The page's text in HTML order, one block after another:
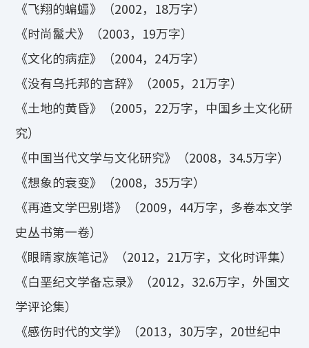
《飞翔的蝙蝠》（2002，18万字）
《时尚鬣犬》（2003，19万字）
《文化的病症》（2004，24万字）
《没有乌托邦的言辞》（2005，21万字）
《土地的黄昏》（2005，22万字，中国乡土文化研
究）
《中国当代文学与文化研究》（2008，34.5万字）
《想象的衰变》（2008，35万字）
《再造文学巴别塔》（2009，44万字，多卷本文学
史丛书第一卷）
《眼睛家族笔记》（2012，21万字，文化时评集）
《白垩纪文学备忘录》（2012，32.6万字，外国文
学评论集）
《感伤时代的文学》（2013，30万字，20世纪中